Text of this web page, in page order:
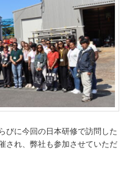
びに今回の日本研修で訪問した
され、弊社も参加させていただ